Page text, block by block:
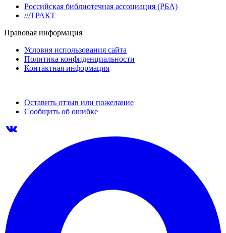
Российская библиотечная ассоциация (РБА)
///ТРАКТ
Правовая информация
Условия использования сайта
Политика конфиденциальности
Контактная информация
Оставить отзыв или пожелание
Сообщить об ошибке